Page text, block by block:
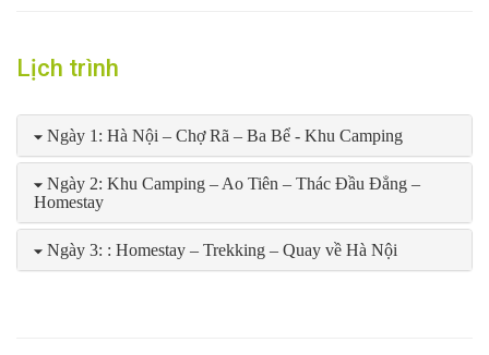
Lịch trình
Ngày 1: Hà Nội – Chợ Rã – Ba Bể - Khu Camping
Ngày 2: Khu Camping – Ao Tiên – Thác Đầu Đẳng –
Homestay
Ngày 3: : Homestay – Trekking – Quay về Hà Nội